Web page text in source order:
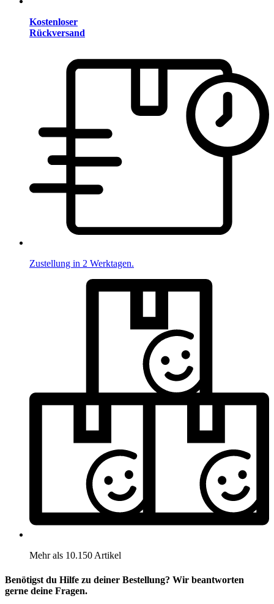
Kostenloser
Rückversand
Zustellung in 2 Werktagen.
Mehr als 10.150 Artikel
Benötigst du Hilfe zu deiner Bestellung? Wir beantworten
gerne deine Fragen.